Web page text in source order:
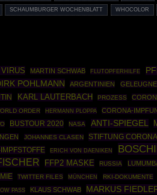
SCHAUMBURGER WOCHENBLATT WHOCOLOR
MARTIN SCHWAB FLUTOPFERHILFE
POHLMANN ARGENTINIEN
KARL LAUTERBACH PROZESS
ORDER HERMANN PLOPPA CORONA-
BUSTOUR 2020 NASA ANTI-SPIEGEL
JOHANNES CLASEN STIFTUNG
ERICH VON DAENIKEN
FFP2 MASKE RUSSIA
TWITTER FILES MÜNCHEN RKI-DOKUMENTE
PASS KLAUS SCHWAB MARKUS